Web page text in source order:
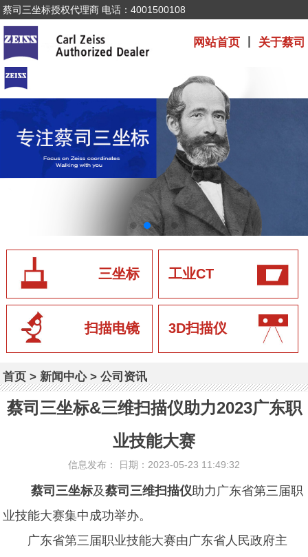
蔡司三坐标授权代理商 电话：4001500108
网站首页丨 关于蔡司
三坐标 工业CT
扫描电镜 3D扫描仪
首页 > 新闻中心>公司资讯
蔡司三坐标&三维扫描仪助力2023广东职
业技能大赛
信息发布： 日期：2023-05-23 11:49:32
蔡司三坐标及蔡司三维扫描仪助力广东省第三届职
业技能大赛集中成功举办。
广东省第三届职业技能大赛由广东省人民政府主